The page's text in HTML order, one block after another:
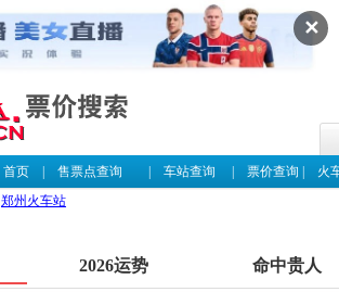
✕
首页| 售票点查询 | 车站查询 | 票价查询 |
火
郑州火车站
2026运势 命中贵人